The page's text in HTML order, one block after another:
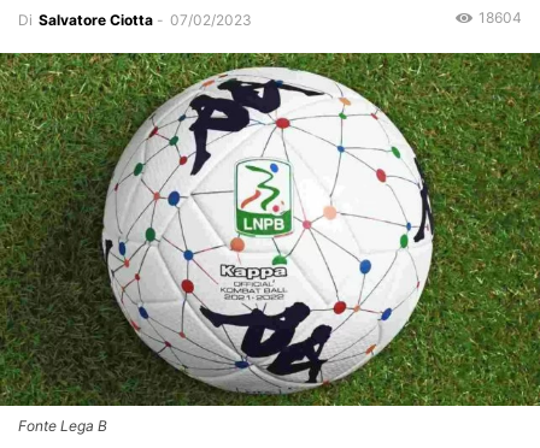
Di Salvatore Ciotta - 07/02/2023 18604
Fonte Lega B